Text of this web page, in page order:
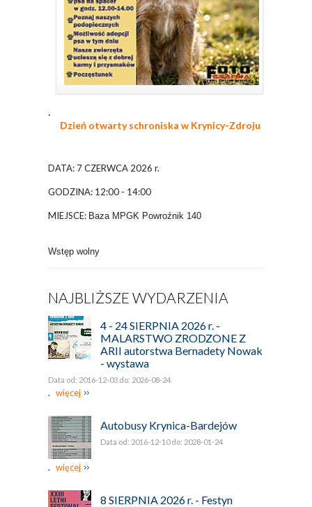
.
Dzień otwarty schroniska w Krynicy-Zdroju
DATA: 7 CZERWCA 2026 r.
GODZINA: 12:00 - 14:00
MIEJSCE: Baza MPGK Powroźnik 140
Wstęp wolny
NAJBLIŻSZE WYDARZENIA
4 - 24 SIERPNIA 2026 r. -
MALARSTWO ZRODZONE Z
ARII autorstwa Bernadety Nowak
- wystawa
Data od: 2016-12-03 do: 2026-08-24
. więcej
Autobusy Krynica-Bardejów
Data od: 2016-12-10 do: 2028-01-24
. więcej
8 SIERPNIA 2026 r. - Festyn